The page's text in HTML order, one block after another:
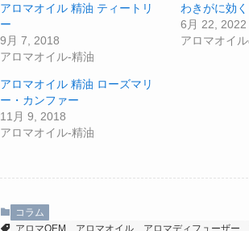
アロマオイル 精油 ティートリ
ー
9月 7, 2018
アロマオイル-精油
わきがに効
6月 22, 2022
アロマオイ
アロマオイル 精油 ローズマリ
ー・カンファー
11月 9, 2018
アロマオイル-精油
コラム